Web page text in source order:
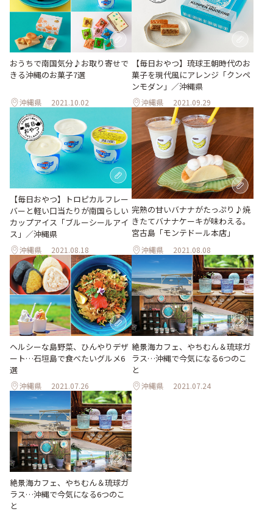
おうちで南国気分♪お取り寄せで
きる沖縄のお菓子7選
沖縄県 2021.10.02
【毎日おやつ】琉球王朝時代のお
菓子を現代風にアレンジ「クンペ
ンモダン」／沖縄県
沖縄県 2021.09.29
【毎日おやつ】トロピカルフレー
バーと軽い口当たりが南国らしい
カップアイス「ブルーシールアイ
ス」／沖縄県
沖縄県 2021.08.18
完熟の甘いバナナがたっぷり♪焼
きたてバナナケーキが味わえる。
宮古島「モンテドール本店」
沖縄県 2021.08.08
ヘルシーな島野菜、ひんやりデザ
ート…石垣島で食べたいグルメ6
選
沖縄県 2021.07.26
絶景海カフェ、やちむん＆琉球ガ
ラス…沖縄で今気になる6つのこ
と
沖縄県 2021.07.24
絶景海カフェ、やちむん＆琉球ガ
ラス…沖縄で今気になる6つのこ
と